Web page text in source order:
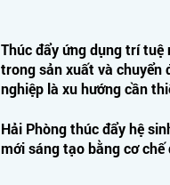
Thúc đẩy ứng dụng trí tuệ
trong sản xuất và chuyển
nghiệp là xu hướng cần
Hải Phòng thúc đẩy hệ
mới sáng tạo bằng cơ chế